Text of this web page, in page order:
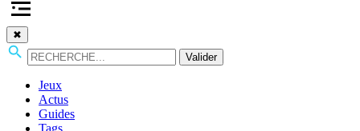
✖
Valider
Jeux
Actus
Guides